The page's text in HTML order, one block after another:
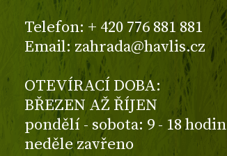
Telefon: + 420 776 881 881
Email: zahrada@havlis.cz
OTEVÍRACÍ DOBA:
BŘEZEN AŽ ŘÍJEN
pondělí - sobota: 9 - 18 hodin
neděle zavřeno